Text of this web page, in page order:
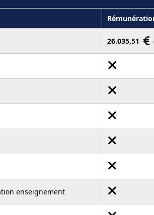
26.035,51
enseignement